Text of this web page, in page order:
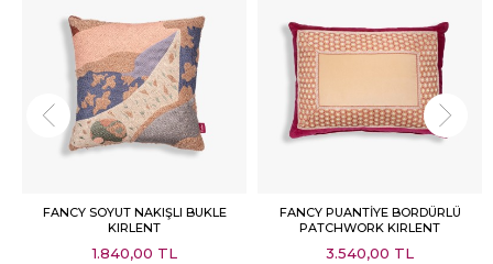
FANCY SOYUT NAKIŞLI BUKLE
KIRLENT
1.840,00 TL
FANCY PUANTİYE BORDÜRLÜ
PATCHWORK KIRLENT
3.540,00 TL